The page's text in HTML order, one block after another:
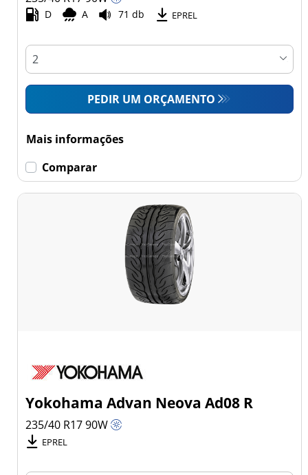
Comercial (0)
Esvaziamento limitado
Runflat (0)
Sem esvaziamento
opções
D A 71 db EPREL
PEDIR UM ORÇAMENTO
Mais informações
Comparar
Yokohama Advan Neova Ad08 R
235/40 R1790W
EPREL